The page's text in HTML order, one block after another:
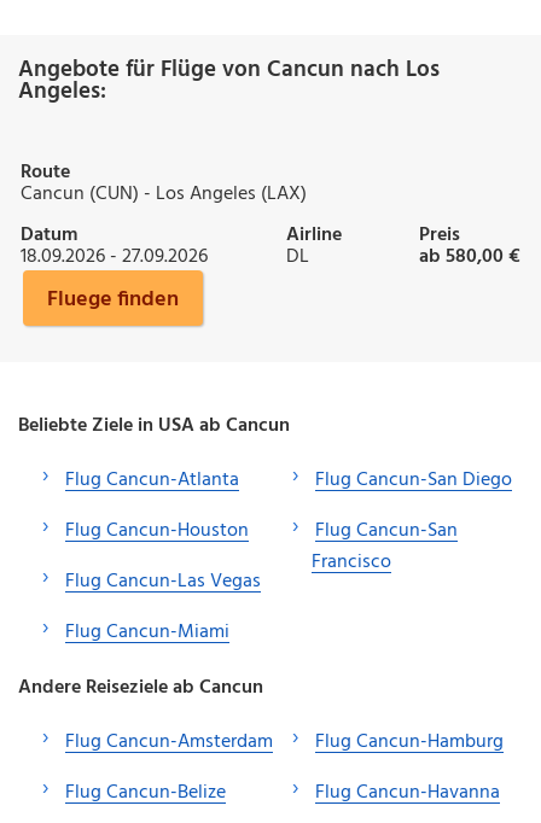
Angebote für Flüge von Cancun nach Los
Angeles:
Route
Cancun (CUN) - Los Angeles (LAX)
Datum
18.09.2026 - 27.09.2026
Airline
DL
Preis
ab 580,00 €
Fluege finden
Beliebte Ziele in USA ab Cancun
Flug Cancun-Atlanta
Flug Cancun-Houston
Flug Cancun-Las Vegas
Flug Cancun-Miami
Flug Cancun-San Diego
Flug Cancun-San
Francisco
Andere Reiseziele ab Cancun
Flug Cancun-Amsterdam
Flug Cancun-Belize
Flug Cancun-Hamburg
Flug Cancun-Havanna